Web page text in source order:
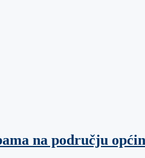
na području